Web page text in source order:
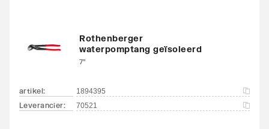
Rothenberger
waterpomptang geïsoleerd
7"
artikel: 1894395
Leverancier: 70521